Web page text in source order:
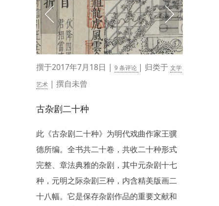
撰于2017年7月18日 | 9 条评论 | 归类于 文学
艺术 | 撰自未曾
古杂剧二十种
此《古杂剧二十种》为明代戏曲作家王骥
德所编。全书共二十卷，共收二十种形式
完整、章法典雅的杂剧，其中元杂剧十七
种，元明之际杂剧三种，内含精美版画二
十八幅。它是保存杂剧作品的重要文献和